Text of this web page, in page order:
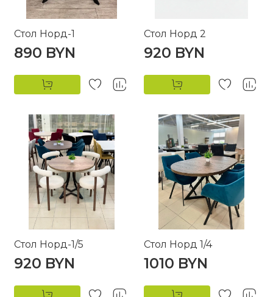
Стол Норд-1
890 BYN
Стол Норд 2
920 BYN
Стол Норд-1/5
920 BYN
Стол Норд 1/4
1010 BYN